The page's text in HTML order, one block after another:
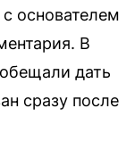
основателем
В
дать
сразу после